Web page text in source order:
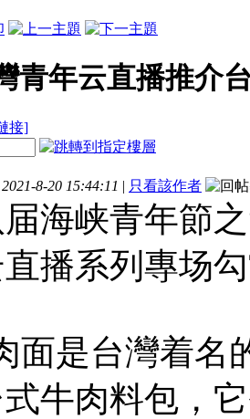
青年云直播推介
接]
8-20 15:44:11 | 只看該作者
海峡青年節
直播系列專场
面是台灣着名
牛肉料包，